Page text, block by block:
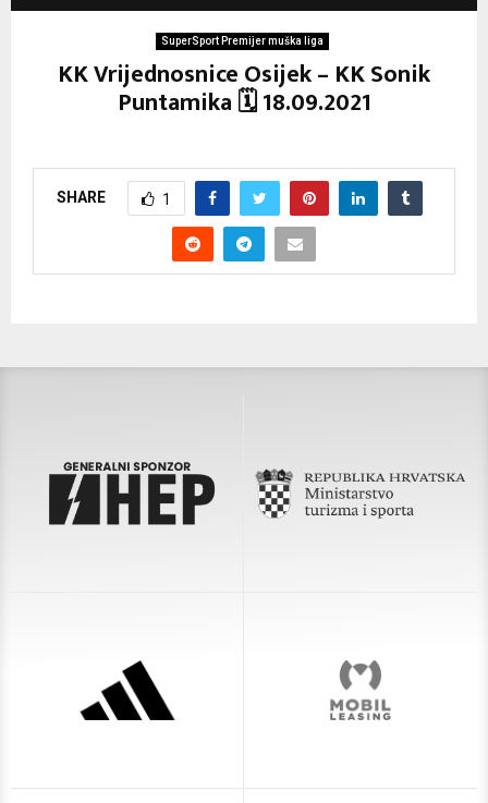
SuperSport Premijer muška liga
KK Vrijednosnice Osijek – KK Sonik
Puntamika 🗓 18.09.2021
SHARE 1